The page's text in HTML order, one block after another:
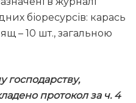
біоресурсів: карась
– 10 шт., загальною
господарству,
протокол за ч. 4